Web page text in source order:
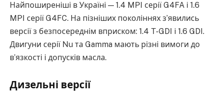
Найпоширеніші в Україні — 1.4 MPI серії G4FA і 1.6
MPI серії G4FC. На пізніших поколіннях з’явились
версії з безпосереднім вприском: 1.4 T-GDI і 1.6 GDI.
Двигуни серії Nu та Gamma мають різні вимоги до
в’язкості і допусків масла.
Дизельні версії